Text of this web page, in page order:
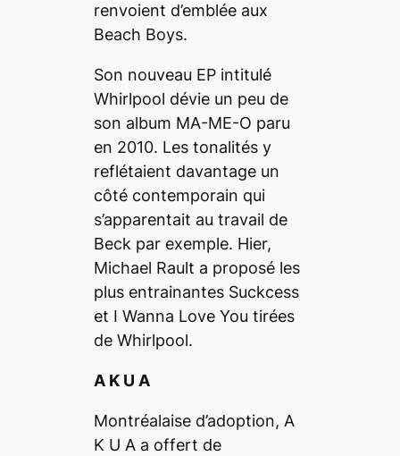
renvoient d’emblée aux
Beach Boys.
Son nouveau EP intitulé
Whirlpool dévie un peu de
son album MA-ME-O paru
en 2010. Les tonalités y
reflétaient davantage un
côté contemporain qui
s’apparentait au travail de
Beck par exemple. Hier,
Michael Rault a proposé les
plus entrainantes Suckcess
et I Wanna Love You tirées
de Whirlpool.
A K U A
Montréalaise d’adoption, A
K U A a offert de